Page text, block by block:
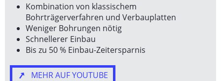
Kombination von klassischem
Bohrträgerverfahren und Verbauplatten
Weniger Bohrungen nötig
Schnellerer Einbau
Bis zu 50 % Einbau-Zeitersparnis
MEHR AUF YOUTUBE